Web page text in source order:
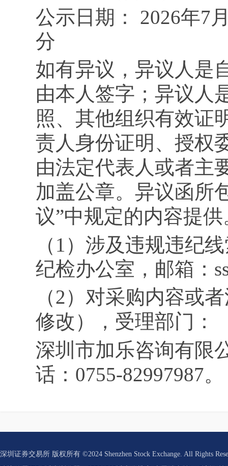
公示日期：
2026年7
分
如有异议，异议人是
由本人签字；异议人
照、其他组织有效证
责人身份证明、授权
由法定代表人或者主
加盖公章。异议函所
议”中规定的内容提
（ 1） 涉及违规违纪
纪检办公室，邮箱：
（2） 对采购内容或
修改），受理部门：
深圳市加乐咨询有限
话：0755-82997987。
深圳证券交易所 版权所有 ©2024 Shenzhen Stock Exchange. All Rights